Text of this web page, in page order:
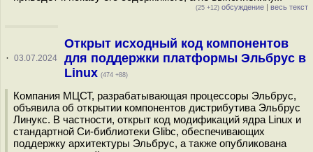
(25 +12) обсуждение | весь текст
· 03.07.2024
Открыт исходный код компонентов
для поддержки платформы Эльбрус в
Linux (474 +88)
Компания МЦСТ, разрабатывающая процессоры Эльбрус,
объявила об открытии компонентов дистрибутива Эльбрус
Линукс. В частности, открыт код модификаций ядра Linux и
стандартной Си-библиотеки Glibc, обеспечивающих
поддержку архитектуры Эльбрус, а также опубликована